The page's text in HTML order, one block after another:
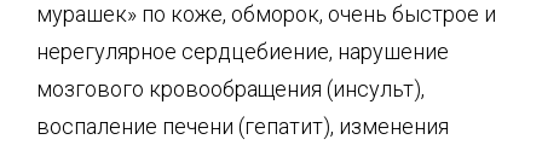
мурашек» по коже, обморок, очень быстрое и
нерегулярное сердцебиение, нарушение
мозгового кровообращения (инсульт),
воспаление печени (гепатит), изменения